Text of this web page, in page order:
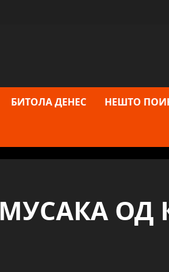
БИТОЛА ДЕНЕС НЕШТО
ОД